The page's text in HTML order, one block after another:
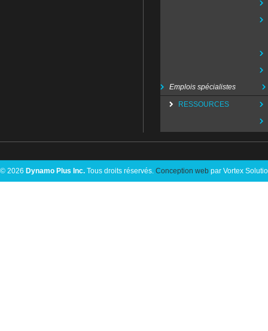
Emplois spécialistes
RESSOURCES
© 2026 Dynamo Plus Inc. Tous droits réservés. Conception web par Vortex